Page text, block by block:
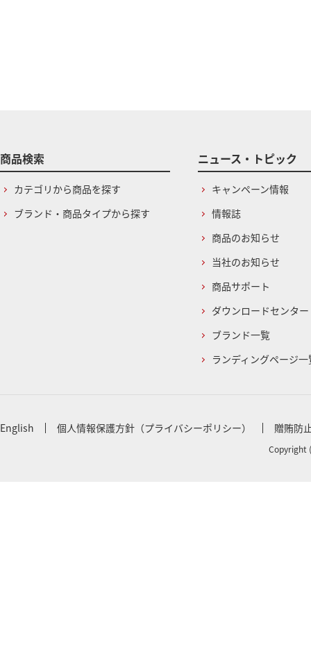
商品検索
カテゴリから商品を探す
ブランド・商品タイプから探す
ニュース・トピック
キャンペーン情報
情報誌
商品のお知らせ
当社のお知らせ
商品サポート
ダウンロードセンター
ブランド一覧
ランディングページ一
English 個人情報保護方針（プライバシーポリシー） 贈賄防
Copyright